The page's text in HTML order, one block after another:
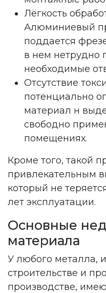
Лёгкость
Алюминиевый
поддается
в нем нетрудно
необходимые
Отсутствие
потенциально
материал н
свободно
помещениях.
Кроме того, такой
привлекательным
который не
лет эксплуатации.
Основные
материала
У любого металла,
строительстве и
производстве,